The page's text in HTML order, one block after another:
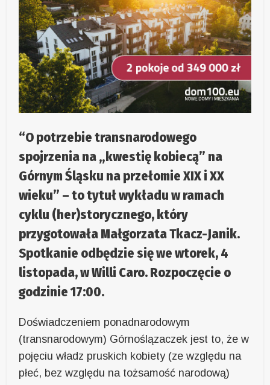
“O potrzebie transnarodowego
spojrzenia na „kwestię kobiecą” na
Górnym Śląsku na przełomie XIX i XX
wieku” – to tytuł wykładu w ramach
cyklu (her)storycznego, który
przygotowała Małgorzata Tkacz-Janik.
Spotkanie odbędzie się we wtorek, 4
listopada, w Willi Caro. Rozpoczęcie o
godzinie 17:00.
Doświadczeniem ponadnarodowym
(transnarodowym) Górnoślązaczek jest to, że w
pojęciu władz pruskich kobiety (ze względu na
płeć, bez względu na tożsamość narodową)